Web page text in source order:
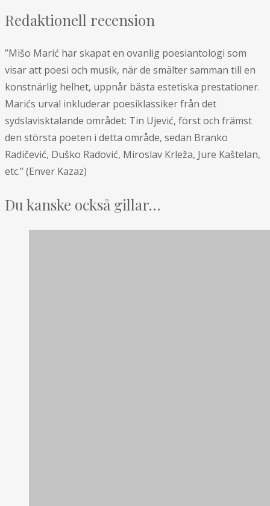
Redaktionell recension
”Mišo Marić har skapat en ovanlig poesiantologi som
visar att poesi och musik, när de smälter samman till en
konstnärlig helhet, uppnår bästa estetiska prestationer.
Marićs urval inkluderar poesiklassiker från det
sydslavisktalande området: Tin Ujević, först och främst
den största poeten i detta område, sedan Branko
Radičević, Duško Radović, Miroslav Krleža, Jure Kaštelan,
etc.” (Enver Kazaz)
Du kanske också gillar…